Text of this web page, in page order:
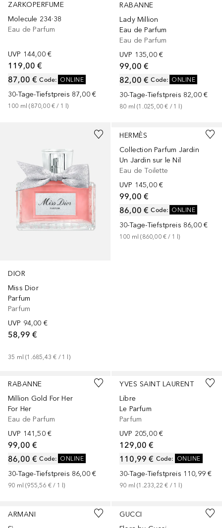
ZARKOPERFUME
Molecule 234·38
Eau de Parfum
UVP 144,00 €
119,00 €
Code: ONLINE
87,00 €
30-Tage-Tiefstpreis 87,00 €
100 ml (870,00 € / 1 l)
RABANNE
Lady Million
Eau de Parfum
Eau de Parfum
UVP 135,00 €
99,00 €
Code: ONLINE
82,00 €
30-Tage-Tiefstpreis 82,00 €
80 ml (1.025,00 € / 1 l)
DIOR
Miss Dior
Parfum
Parfum
UVP 94,00 €
58,99 €
35 ml (1.685,43 € / 1 l)
HERMÈS
Collection Parfum Jardin
Un Jardin sur le Nil
Eau de Toilette
UVP 145,00 €
99,00 €
Code: ONLINE
86,00 €
30-Tage-Tiefstpreis 86,00 €
100 ml (860,00 € / 1 l)
Größen
RABANNE
Million Gold For Her
For Her
Eau de Parfum
UVP 141,50 €
99,00 €
Code: ONLINE
86,00 €
30-Tage-Tiefstpreis 86,00 €
90 ml (955,56 € / 1 l)
3Größen
YVES SAINT LAURENT
Libre
Le Parfum
Parfum
UVP 205,00 €
129,00 €
Code: ONLINE
110,99 €
30-Tage-Tiefstpreis 110,99 €
90 ml (1.233,22 € / 1 l)
ARMANI
Größen
GUCCI
Größen